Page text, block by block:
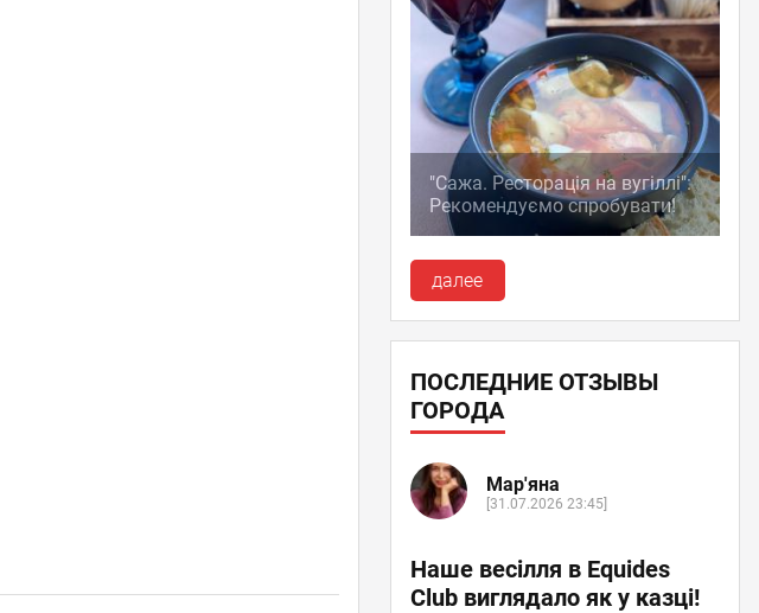
"Сажа. Ресторація на вугіллі":
Рекомендуємо спробувати!
далее
ПОСЛЕДНИЕ ОТЗЫВЫ
ГОРОДА
Мар'яна
[31.07.2026 23:45]
Наше весілля в Equides
Club виглядало як у казці!